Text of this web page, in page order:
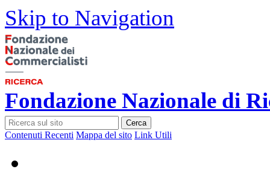
Skip to Navigation
Fondazione Nazionale di
Cerca
Contenuti Recenti Mappa del sito Link Utili